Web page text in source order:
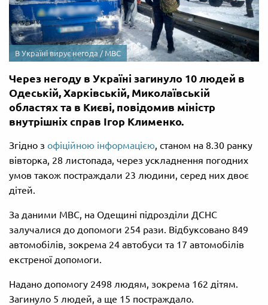
В Україні вирує негода / МВС
Через негоду в Україні загинуло 10 людей в
Одеській, Харківській, Миколаївській
областях та в Києві, повідомив міністр
внутрішніх справ Ігор Клименко.
Згідно з офіційною інформацією, станом на 8.30 ранку
вівторка, 28 листопада, через ускладнення погодних
умов також постраждали 23 людини, серед них двоє
дітей.
За даними МВС, на Одещині підрозділи ДСНС
залучалися до допомоги 254 рази. Відбуксовано 849
автомобілів, зокрема 24 автобуси та 17 автомобілів
екстреної допомоги.
Надано допомогу 2498 людям, зокрема 162 дітям.
Загинуло 5 людей, а ще 15 постраждало.